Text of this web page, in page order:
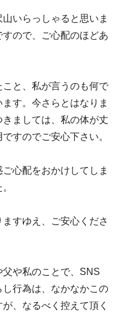
いらっしゃると思いま
ので、ご心配のほどあ
と、私が言うのも何で
す。今さらとはなりま
ましては、私の体が丈
すのでご安心下さい。
心配をおかけしてしま
すゆえ、ご安心くださ
や私のことで、SNS
行為は、なかなかこの
、なるべく控えて頂く